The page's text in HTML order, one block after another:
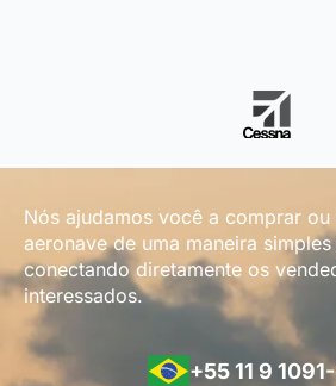
Nós ajudamos você a comprar ou
aeronave de uma maneira
conectando diretamente os
interessados.
+55 11 9